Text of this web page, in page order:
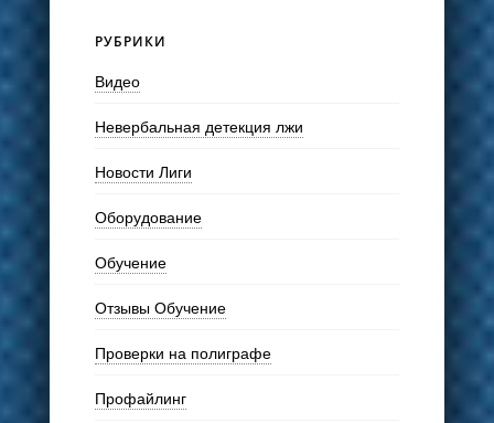
РУБРИКИ
Видео
Невербальная детекция лжи
Новости Лиги
Оборудование
Обучение
Отзывы Обучение
Проверки на полиграфе
Профайлинг